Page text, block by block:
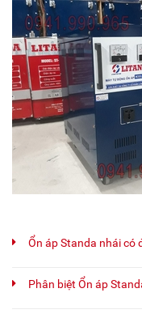
Ổn áp Standa nhái có
Phân biệt Ổn áp